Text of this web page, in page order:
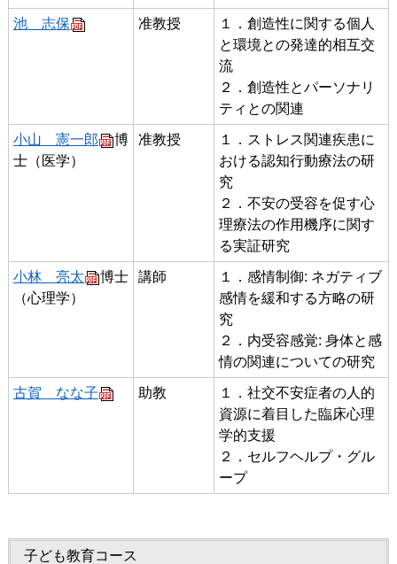
池 志保 准教授
１．創造性に関する個人
と環境との発達的相互交
流
２．創造性とパーソナリ
ティとの関連
小山 憲一郎
博
士（医学）
准教授
１．ストレス関連疾患に
おける認知行動療法の研
究
２．不安の受容を促す心
理療法の作用機序に関す
る実証研究
小林 亮太
博士
（心理学）
講師
１．感情制御: ネガティブ
感情を緩和する方略の研
究
２．内受容感覚: 身体と感
情の関連についての研究
古賀 なな子 助教
１．社交不安症者の人的
資源に着目した臨床心理
学的支援
２．セルフヘルプ・グル
ープ
子ども教育コース